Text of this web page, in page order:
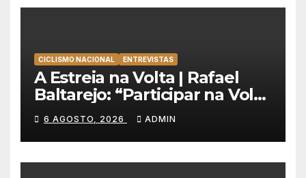
CICLISMO NACIONAL ENTREVISTAS
A Estreia na Volta | Rafael
Baltarejo: “Participar na Volta
a Portugal é o sonho de
qualquer ciclista”
6 AGOSTO, 2026 ADMIN